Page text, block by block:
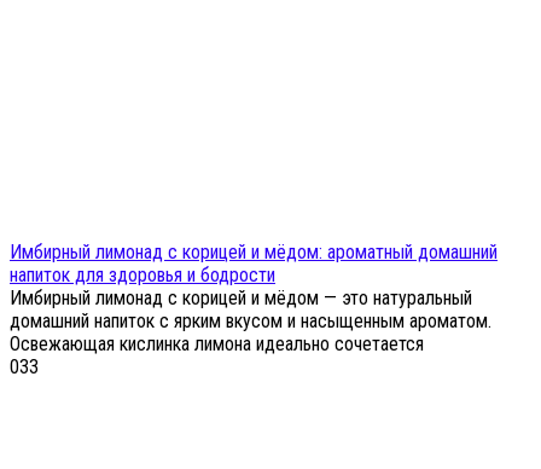
Имбирный лимонад с корицей и мёдом: ароматный домашний
напиток для здоровья и бодрости
Имбирный лимонад с корицей и мёдом — это натуральный
домашний напиток с ярким вкусом и насыщенным ароматом.
Освежающая кислинка лимона идеально сочетается
033